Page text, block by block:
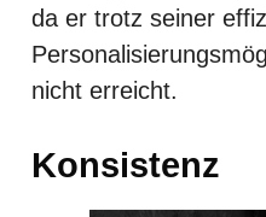
da er trotz seiner
nicht erreicht.
Konsistenz